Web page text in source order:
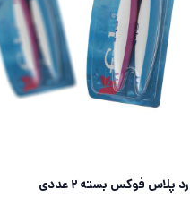
فوکس بسته ۲ عددی